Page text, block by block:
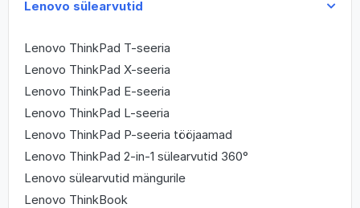
Lenovo sülearvutid
Lenovo ThinkPad T-seeria
Lenovo ThinkPad X-seeria
Lenovo ThinkPad E-seeria
Lenovo ThinkPad L-seeria
Lenovo ThinkPad P-seeria tööjaamad
Lenovo ThinkPad 2-in-1 sülearvutid 360°
Lenovo sülearvutid mängurile
Lenovo ThinkBook